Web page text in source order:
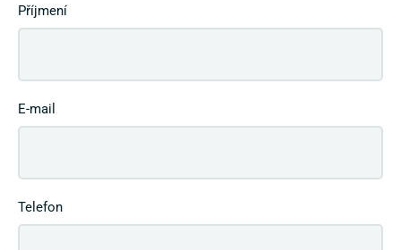
Příjmení
E-mail
Telefon